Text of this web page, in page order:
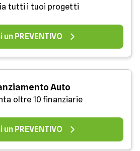
tutti i tuoi progetti
un PREVENTIVO
Auto
oltre 10 finanziarie
un PREVENTIVO